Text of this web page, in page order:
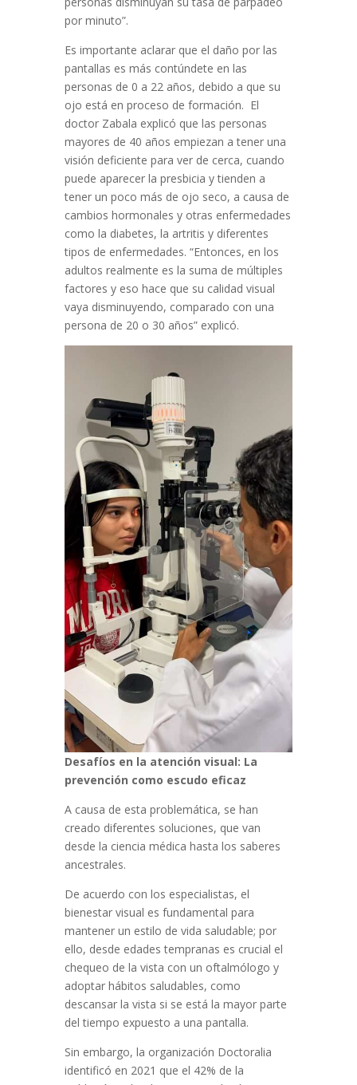
por minuto”.
Es importante aclarar que el daño por las
pantallas es más contúndete en las
personas de 0 a 22 años, debido a que su
ojo está en proceso de formación. El
doctor Zabala explicó que las personas
mayores de 40 años empiezan a tener una
visión deficiente para ver de cerca, cuando
puede aparecer la presbicia y tienden a
tener un poco más de ojo seco, a causa de
cambios hormonales y otras enfermedades
como la diabetes, la artritis y diferentes
tipos de enfermedades. “Entonces, en los
adultos realmente es la suma de múltiples
factores y eso hace que su calidad visual
vaya disminuyendo, comparado con una
persona de 20 o 30 años” explicó.
Desafíos en la atención visual: La
prevención como escudo eficaz
A causa de esta problemática, se han
creado diferentes soluciones, que van
desde la ciencia médica hasta los saberes
ancestrales.
De acuerdo con los especialistas, el
bienestar visual es fundamental para
mantener un estilo de vida saludable; por
ello, desde edades tempranas es crucial el
chequeo de la vista con un oftalmólogo y
adoptar hábitos saludables, como
descansar la vista si se está la mayor parte
del tiempo expuesto a una pantalla.
Sin embargo, la organización Doctoralia
identificó en 2021 que el 42% de la